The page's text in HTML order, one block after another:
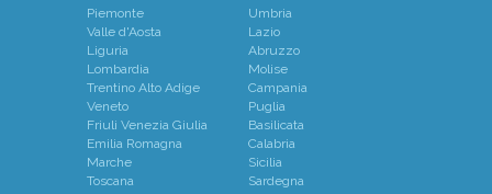
Piemonte
Valle d'Aosta
Liguria
Lombardia
Trentino Alto Adige
Veneto
Friuli Venezia Giulia
Emilia Romagna
Marche
Toscana
Umbria
Lazio
Abruzzo
Molise
Campania
Puglia
Basilicata
Calabria
Sicilia
Sardegna